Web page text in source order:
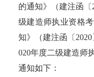
的通知》（建注函〔
级建造师执业资格
知》（建注函〔
020年度二级建造师
通知如下：